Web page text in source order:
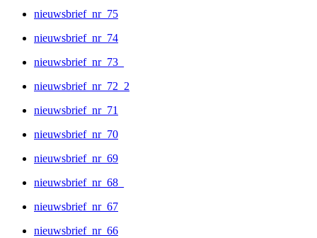
nieuwsbrief_nr_75
nieuwsbrief_nr_74
nieuwsbrief_nr_73_
nieuwsbrief_nr_72_2
nieuwsbrief_nr_71
nieuwsbrief_nr_70
nieuwsbrief_nr_69
nieuwsbrief_nr_68_
nieuwsbrief_nr_67
nieuwsbrief_nr_66